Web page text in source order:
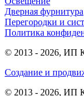
Дверная фурнитура
Перегородки и
Политика
© 2013 - 2026, ИП
Создание и
© 2013 - 2026, ИП